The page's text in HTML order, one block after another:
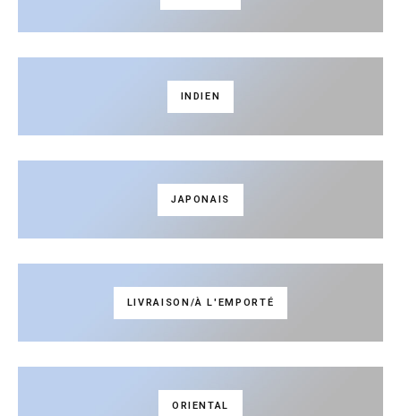
INDIEN
JAPONAIS
LIVRAISON/À L'EMPORTÉ
ORIENTAL